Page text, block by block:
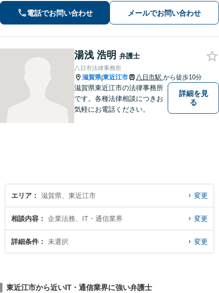
福祉や医療と連携し垣根を超えて解決
へと導きます。【休日、夜間対応可
電話でお問い合わせ メールでお問い合わせ
湯浅 浩明 弁護士
八日市法律事務所
滋賀県|東近江市 八日市駅 から徒歩10分
滋賀県東近江市の法律事務所
です。各種法律相談につきお
気軽にお電話ください。
詳細を見
る
エリア 滋賀県、東近江市 変更
相談内容 企業法務、IT・通信業界 変更
詳細条件 未選択 変更
東近江市から近いIT・通信業界に強い弁護士